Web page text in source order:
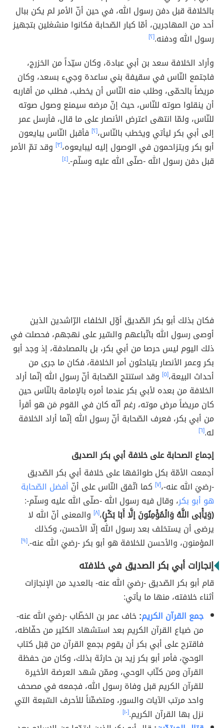
بالخلافة قبل دفن رسول الله، في حين أنّ الأمر لم يكن ببال
أحد من المهاجرين، أمّا كبار الصّحابة فكانوا منشغلين بتجهيز
رسول الله ودفنه.[٢]
وأراد الخلافة سعد بن أبي عبادة، وكان سيّداً من الخزرج،
فاجتمع النّاس في سقيفة بني ساعدة وجيء بسعد، وكان
مريضاً بالحمّى، وطلب منه النّاس أن يخطب، فطلب من أقاربه
أن ينقلوا صوته للنّاس، حيث إنّ مرضه سيمنع وصول صوته
للنّاس، ولمّا انتهى اعترض الأنصار على ما قال، فأرسل عمر
إلى أبي بكر ليأتي ويخطب بالنّاس،[٢]
فأقبل النّاس يبايعون
أبو بكر ويتزاحمون في الوصول إليه ليبايعوه،[٣]
وقد تمّ الأمر
قبل دفن رسول الله -صلّى الله عليه وسلّم-.[٤]
فكان بذلك أبو بكر الصّديق أوّل الخلفاء الرّاشدين الذين
أوصى رسول الله باتّباعهم والسّير على نهجهم، فحصلت في
ذلك اليوم ليس حرصا من أبي بكر، بل بالمصادفة، إذ وجد أبو
بكر وعمر الأنصار يتباحثون أمر الخلافة، فكان ما جرى من
أحداث البيعة،[٥]
وقد استنتج الصّحابة أنّ رسول الله إنّما أراد
الخلافة من بعده لأبي بكر عندما أمره بالإمامة بالنّاس حين
كان مريضاً مرض موته، رغم أنّه كان في القوم مَن هو أقرأ
من أبي بكر، فعرف الصّحابة أنّ رسول الله إنّما أراد الخلافة
له.[٦]
إجماع الصحابة على خلافة أبي بكر الصديق
أجمعت الأمّة بكل طوائفها على خلافة أبي بكر الصّديق
-رضيَ الله عنه-،[٧] كما اتّفق النّاس على أنّ أفضل الصّحابة
هو أبو بكر، وقال فيه رسول الله -صلّى الله عليه وسلّم-:
(وَيَأْبَى اللَّهُ وَالْمُؤْمِنُونَ إلَّا أَبَا بَكْرٍ)،[٨]
والمعنى أنّ الله لا
يرضى أن يستخلف بعد رسول الله إلّا الأحسن، وكذلك
المؤمنون، والأحسن للخلافة هو أبو بكر -رضيَ الله عنه-.[٩]
إنجازات أبي بكر الصديق في خلافته
قام أبو بكر الصّديق -رضيَ الله عنه- بالعديد من الإنجازات
أثناء خلافته، منها ما يأتي:
جمع القرآن الكريم:خاف عمر بن الخطّاب -رضيَ الله عنه-
من ضياع القرآن الكريم بعد استشهاد الكثير من حفّاظه،
فاقترح على أبي بكر أن يقوم بجمع القرآن من قِبَل كتاب
الوحيّ، فأمر أبو بكر زيد بن حارثة بذلك، وكان من حفظة
القرآن ومن كتّاب الوحي، وممّن شهد العرضة الأخيرة
للقرآن الكريم قبل وفاة رسول الله، فجمعه في مصحف
واحد مرتب الآيات والسور، ومتضمِّناً للأحرف السّبعة التي
نزل بها القرآن الكريم.[١٠]